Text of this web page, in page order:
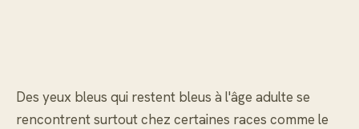
Des yeux bleus qui restent bleus à l'âge adulte se
rencontrent surtout chez certaines races comme le